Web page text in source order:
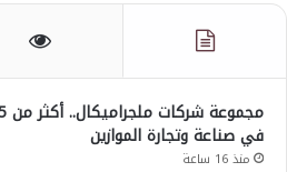
في صناعة وتجارة الموازين
منذ 16 ساعة